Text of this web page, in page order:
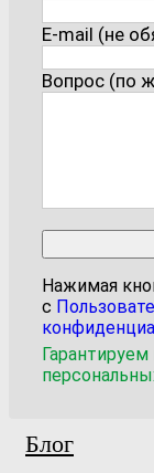
E-mail (не
Вопрос (по
Нажимая
с
Блог